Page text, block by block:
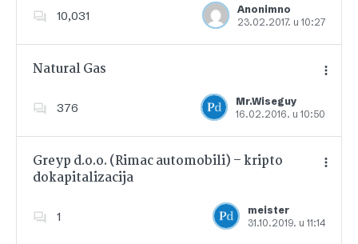
10,031
Anonimno
23.02.2017. u 10:27
Dodajte u favorite
Natural Gas
376
Mr.Wiseguy
16.02.2016. u 10:50
Dodajte u favorite
Greyp d.o.o. (Rimac automobili) – kripto
dokapitalizacija
1
meister
31.10.2019. u 11:14
Dodajte u favorite